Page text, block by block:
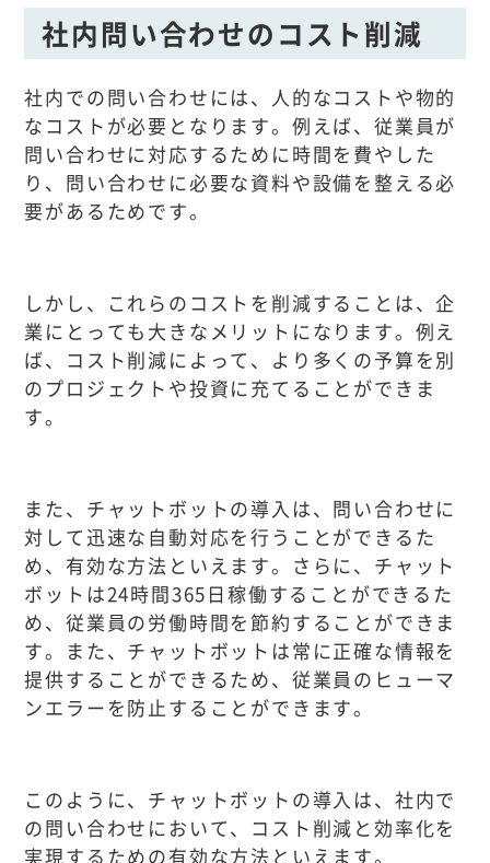
社内問い合わせのコスト削減
社内での問い合わせには、人的なコストや物的
なコストが必要となります。例えば、従業員が
問い合わせに対応するために時間を費やした
り、問い合わせに必要な資料や設備を整える必
要があるためです。
しかし、これらのコストを削減することは、企
業にとっても大きなメリットになります。例え
ば、コスト削減によって、より多くの予算を別
のプロジェクトや投資に充てることができま
す。
また、チャットボットの導入は、問い合わせに
対して迅速な自動対応を行うことができるた
め、有効な方法といえます。さらに、チャット
ボットは24時間365日稼働することができるた
め、従業員の労働時間を節約することができま
す。また、チャットボットは常に正確な情報を
提供することができるため、従業員のヒューマ
ンエラーを防止することができます。
このように、チャットボットの導入は、社内で
の問い合わせにおいて、コスト削減と効率化を
実現するための有効な方法といえます。